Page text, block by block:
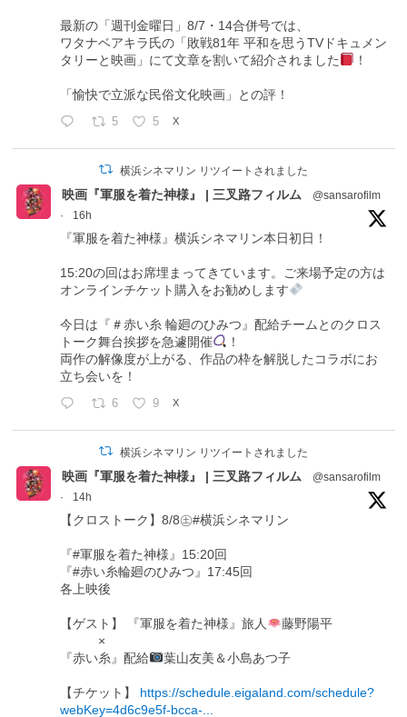
最新の「週刊金曜日」8/7・14合併号では、
ワタナベアキラ氏の「敗戦81年 平和を思うTVドキュメン
タリーと映画」にて文章を割いて紹介されました
！
「愉快で立派な民俗文化映画」との評！
5 5 X
横浜シネマリン リツイートされました
映画『軍服を着た神様』 | 三叉路フィルム
@sansarofilm
·
16h
『軍服を着た神様』横浜シネマリン本日初日！
15:20の回はお席埋まってきています。ご来場予定の方は
オンラインチケット購入をお勧めします
今日は『＃赤い糸 輪廻のひみつ』配給チームとのクロス
トーク舞台挨拶を急遽開催
！
両作の解像度が上がる、作品の枠を解脱したコラボにお
立ち会いを！
6 9 X
横浜シネマリン リツイートされました
映画『軍服を着た神様』 | 三叉路フィルム
@sansarofilm
·
14h
【クロストーク】8/8㊏#横浜シネマリン
『#軍服を着た神様』15:20回
『#赤い糸輪廻のひみつ』17:45回
各上映後
【ゲスト】 『軍服を着た神様』旅人
藤野陽平
×
『赤い糸』配給
葉山友美＆小島あつ子
【チケット】 https://schedule.eigaland.com/schedule?
webKey=4d6c9e5f-bcca-...